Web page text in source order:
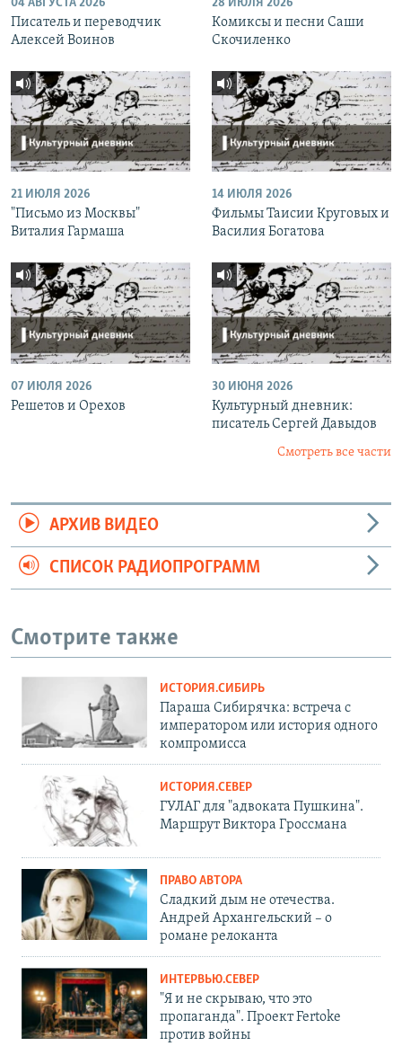
04 АВГУСТА 2026
Писатель и переводчик
Алексей Воинов
28 ИЮЛЯ 2026
Комиксы и песни Саши
Скочиленко
21 ИЮЛЯ 2026
"Письмо из Москвы"
Виталия Гармаша
14 ИЮЛЯ 2026
Фильмы Таисии Круговых и
Василия Богатова
07 ИЮЛЯ 2026
Решетов и Орехов
30 ИЮНЯ 2026
Культурный дневник:
писатель Сергей Давыдов
Смотреть все части
АРХИВ ВИДЕО
СПИСОК РАДИОПРОГРАММ
Смотрите также
ИСТОРИЯ.СИБИРЬ
Параша Сибирячка: встреча с
императором или история одного
компромисса
ИСТОРИЯ.СЕВЕР
ГУЛАГ для "адвоката Пушкина".
Маршрут Виктора Гроссмана
ПРАВО АВТОРА
Сладкий дым не отечества.
Андрей Архангельский – о
романе релоканта
ИНТЕРВЬЮ.СЕВЕР
"Я и не скрываю, что это
пропаганда". Проект Fertoke
против войны